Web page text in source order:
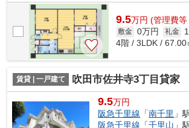
はエレベータ・敷地内ごみ置き場など...
9.5万円 (管理費
敷金 0万円 礼金
4階 / 3LDK / 67.00
賃貸 | 一戸建て 吹田市佐井寺3丁目貸家
9.5万円
阪急千里線 「南千里 」
阪急千里線 「千里山 」